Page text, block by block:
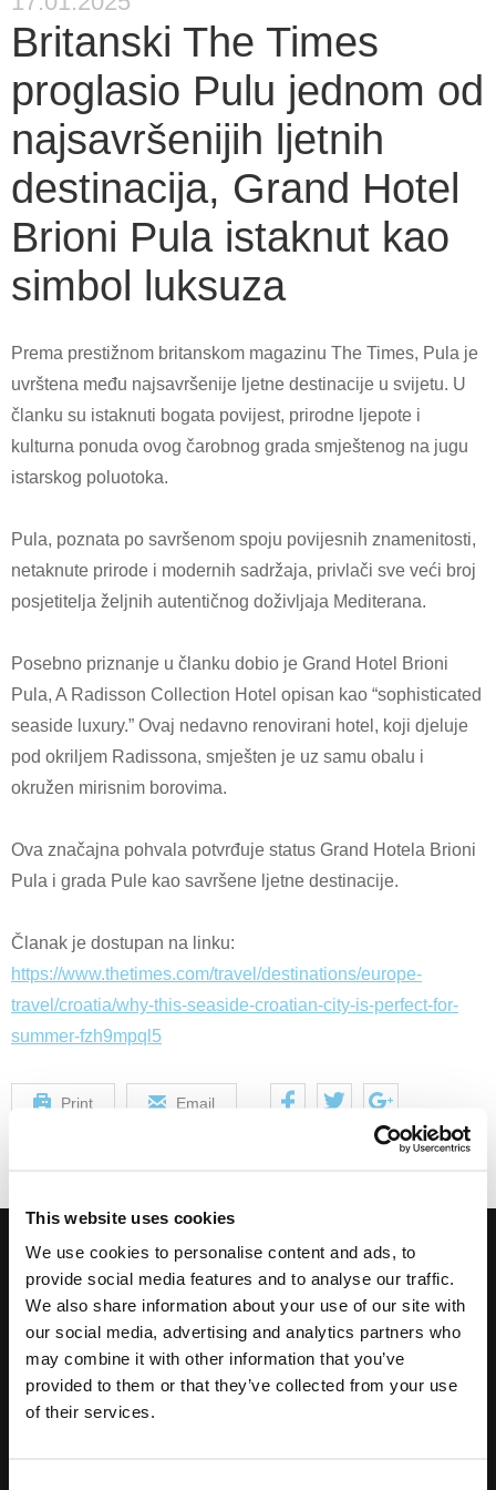
This website uses cookies
We use cookies to personalise content and ads, to
provide social media features and to analyse our traffic.
We also share information about your use of our site with
our social media, advertising and analytics partners who
may combine it with other information that you’ve
provided to them or that they’ve collected from your use
of their services.
Britanski The Times
proglasio Pulu jednom od
najsavršenijih ljetnih
destinacija, Grand Hotel
Brioni Pula istaknut kao
simbol luksuza
Prema prestižnom britanskom magazinu The Times, Pula je
uvrštena među najsavršenije ljetne destinacije u svijetu. U
članku su istaknuti bogata povijest, prirodne ljepote i
kulturna ponuda ovog čarobnog grada smještenog na jugu
istarskog poluotoka.
Pula, poznata po savršenom spoju povijesnih znamenitosti,
netaknute prirode i modernih sadržaja, privlači sve veći broj
posjetitelja željnih autentičnog doživljaja Mediterana.
Posebno priznanje u članku dobio je Grand Hotel Brioni
Pula, A Radisson Collection Hotel opisan kao “sophisticated
seaside luxury.” Ovaj nedavno renovirani hotel, koji djeluje
pod okriljem Radissona, smješten je uz samu obalu i
okružen mirisnim borovima.
Ova značajna pohvala potvrđuje status Grand Hotela Brioni
Pula i grada Pule kao savršene ljetne destinacije.
Članak je dostupan na linku:
https://www.thetimes.com/travel/destinations/europe-
travel/croatia/why-this-seaside-croatian-city-is-perfect-for-
summer-fzh9mpql5
Print Email
Pretplatite se na newsletter kako biste dobivali naše
posebne ponude!